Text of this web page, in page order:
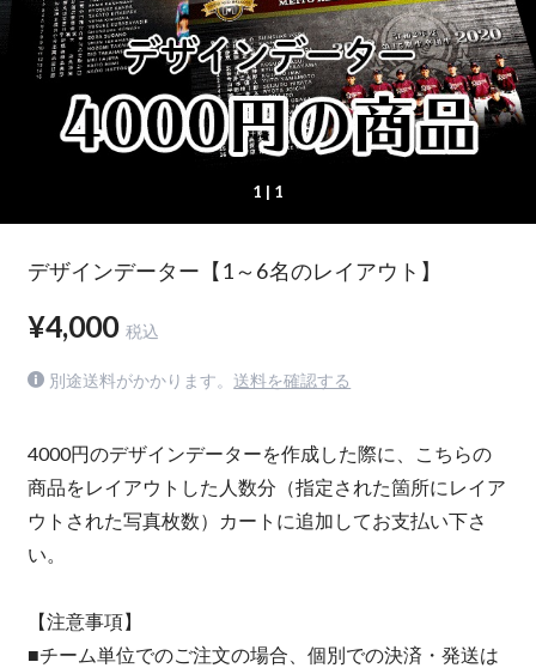
1 | 1
デザインデーター【1～6名のレイアウト】
¥4,000 税込
別途送料がかかります。 送料を確認する
4000円のデザインデーターを作成した際に、こちらの
商品をレイアウトした人数分（指定された箇所にレイア
ウトされた写真枚数）カートに追加してお支払い下さ
い。
【注意事項】
■チーム単位でのご注文の場合、個別での決済・発送は